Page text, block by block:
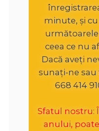
minute, și
ceea ce nu
Dacă aveți
sunați-ne sau
668 414
Sfatul nostru:
anului,